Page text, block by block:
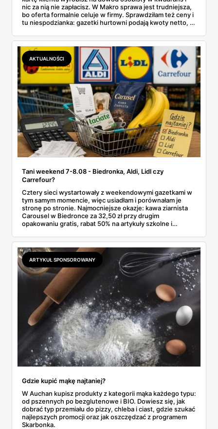
nic za nią nie zapłacisz. W Makro sprawa jest trudniejsza,
bo oferta formalnie celuje w firmy. Sprawdziłam też ceny i
tu niespodzianka: gazetki hurtowni podają kwoty netto, a
zawsze wygrywa — ta sama kawa ziarnista kosztuje w
Makro ponad dwa razy więcej niż w weekendowej
promocji dyskontu.
AKTUALNOŚCI
Tani weekend 7-8.08 - Biedronka, Aldi, Lidl czy
Carrefour?
Cztery sieci wystartowały z weekendowymi gazetkami w
tym samym momencie, więc usiadłam i porównałam je
stronę po stronie. Najmocniejsze okazje: kawa ziarnista
Carousel w Biedronce za 32,50 zł przy drugim
opakowaniu gratis, rabat 50% na artykuły szkolne i
2,99 zł za kilogram, ale wyłącznie w sobotę z aplikacją. Aldi
odpowiada masłem za 2,99 zł. Werdykt w skrócie:
najwięcej wyciśniesz z Biedronki, po świeże warzywa jedź
do Aldi.
ARTYKUŁ SPONSOROWANY
Gdzie kupić mąkę najtaniej?
W Auchan kupisz produkty z kategorii mąka każdego typu:
od pszennych po bezglutenowe i BIO. Dowiesz się, jak
dobrać typ przemiału do pizzy, chleba i ciast, gdzie szukać
najlepszych promocji oraz jak oszczędzać z programem
Skarbonka.